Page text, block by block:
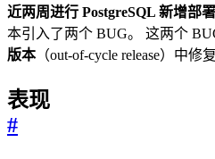
近两周进行 PostgreSQL 新增部
本引入了两个 BUG。 这两个
版本（out-of-cycle release）中修复
表现
#